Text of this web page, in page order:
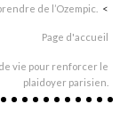
de l’Ozempic.
Page d'accueil
vie pour renforcer le
plaidoyer parisien.